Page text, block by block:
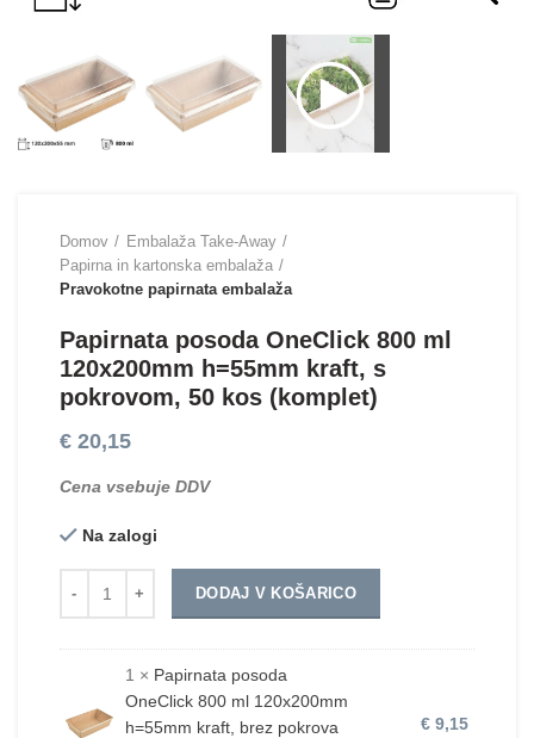
Domov
Embalaža Take-Away
Papirna in kartonska embalaža
Pravokotne papirnata embalaža
Papirnata posoda OneClick 800 ml
120x200mm h=55mm kraft, s
pokrovom, 50 kos (komplet)
€ 20,15
Cena vsebuje DDV
Na zalogi
DODAJ V KOŠARICO
1 × Papirnata posoda
OneClick 800 ml 120x200mm
h=55mm kraft, brez pokrova
€ 9,15